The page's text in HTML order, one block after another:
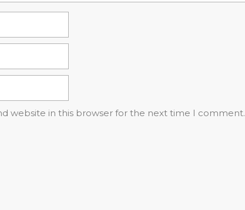
website in this browser for the next time I comment.